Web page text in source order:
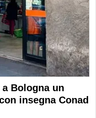
Bologna un
insegna Conad